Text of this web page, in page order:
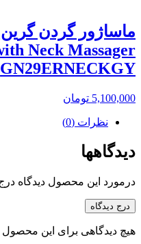
Neck Massager
GN29ERNECKGY
5,100,000 تومان
نظرات (0)
دیدگاهها
درمورد این محصول دیدگاه
درج دیدگاه
هیچ دیدگاهی برای این